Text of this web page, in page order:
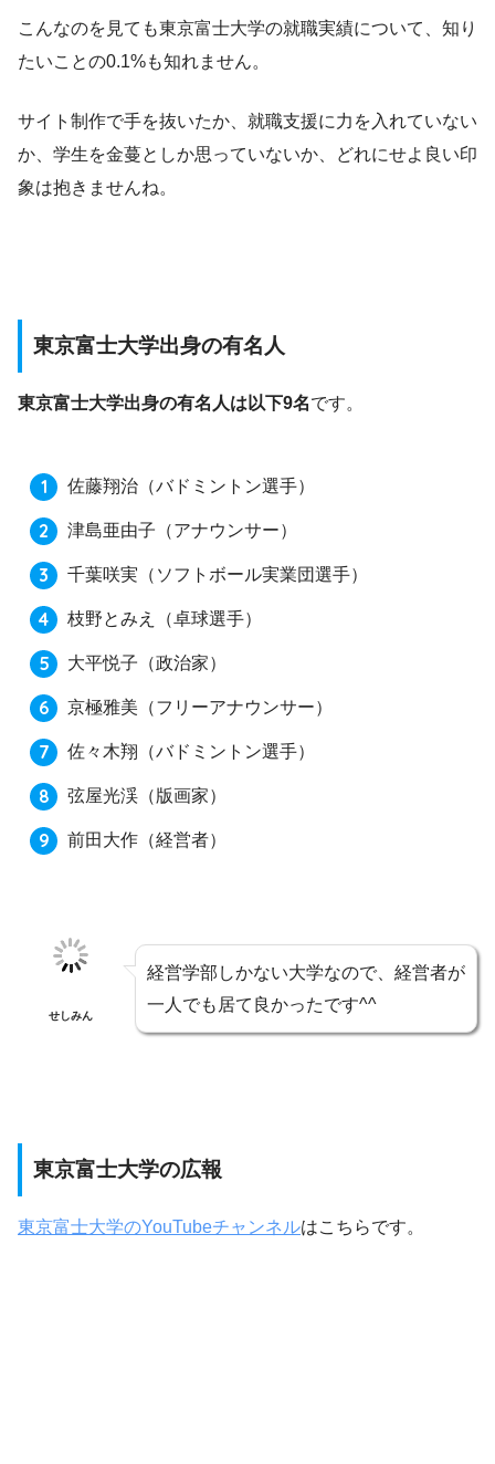
こんなのを見ても東京富士大学の就職実績について、知り
たいことの0.1%も知れません。
サイト制作で手を抜いたか、就職支援に力を入れていない
か、学生を金蔓としか思っていないか、どれにせよ良い印
象は抱きませんね。
東京富士大学出身の有名人
東京富士大学出身の有名人は以下9名です。
佐藤翔治 （バドミントン選手）
津島亜由子 （アナウンサー）
千葉咲実 （ソフトボール実業団選手）
枝野とみえ （卓球選手）
大平悦子 （政治家）
京極雅美 （フリーアナウンサー）
佐々木翔 （バドミントン選手）
弦屋光渓 （版画家）
前田大作 （経営者）
せしみん
経営学部しかない大学なので、経営者が
一人でも居て良かったです^^
東京富士大学の広報
東京富士大学のYouTubeチャンネルはこちらです。